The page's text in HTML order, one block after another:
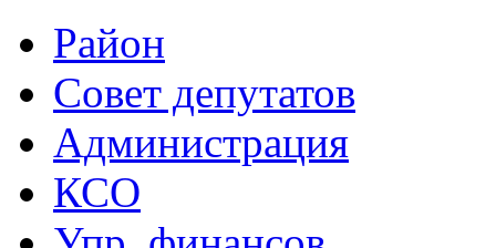
Район
Совет депутатов
Администрация
КСО